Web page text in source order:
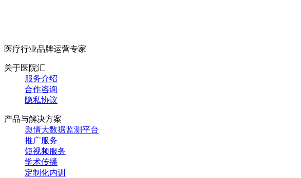
医疗行业品牌运营专家
关于医院汇
服务介绍
合作咨询
隐私协议
产品与解决方案
舆情大数据监测平台
推广服务
短视频服务
学术传播
定制化内训